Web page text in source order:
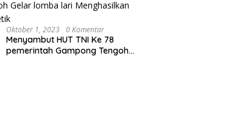
Oktober 1, 2023 0 Komentar
Menyambut HUT TNI Ke 78
pemerintah Gampong Tengoh